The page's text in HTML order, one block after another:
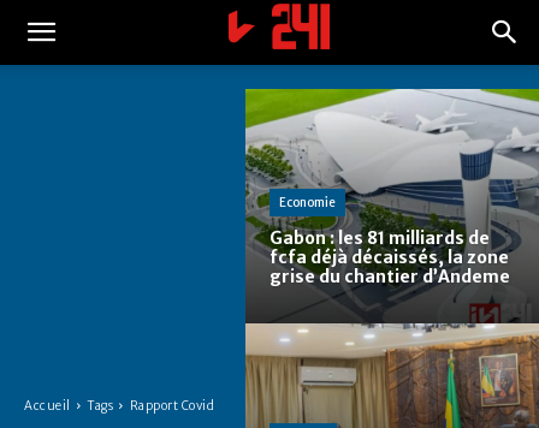
Accueil Tags Rapport Covid
Economie
Gabon : les 81 milliards de
fcfa déjà décaissés, la zone
grise du chantier d’Andeme